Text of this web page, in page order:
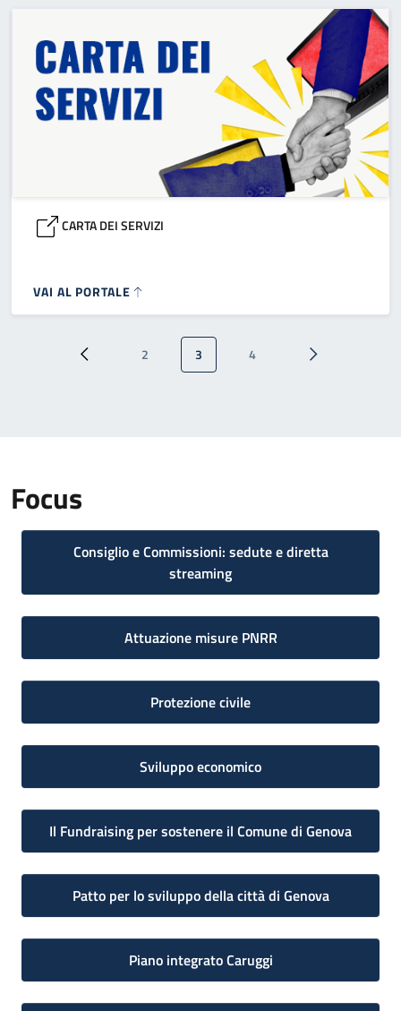
CARTA DEI SERVIZI
VAI AL PORTALE
Paginazione
Pagina precedente
Pagina
2 Pagina attuale
3 Pagina
4 Pagina
Focus
Consiglio e Commissioni: sedute e diretta
streaming
Attuazione misure PNRR
Protezione civile
Sviluppo economico
Il Fundraising per sostenere il Comune di Genova
Patto per lo sviluppo della città di Genova
Piano integrato Caruggi